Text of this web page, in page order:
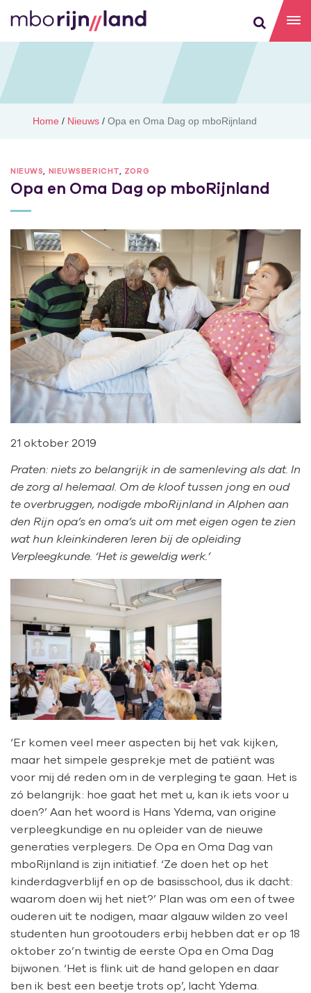
Home / Nieuws /Opa en Oma Dag op mboRijnland
NIEUWS NIEUWSBERICHT ZORG
Opa en Oma Dag op mboRijnland
21 oktober 2019
Praten: niets zo belangrijk in de samenleving als dat. In
de zorg al helemaal. Om de kloof tussen jong en oud
te overbruggen, nodigde mboRijnland in Alphen aan
den Rijn opa’s en oma’s uit om met eigen ogen te zien
wat hun kleinkinderen leren bij de opleiding
Verpleegkunde. ‘Het is geweldig werk.’
‘Er komen veel meer aspecten bij het vak kijken,
maar het simpele gesprekje met de patiënt was
voor mij dé reden om in de verpleging te gaan. Het is
zó belangrijk: hoe gaat het met u, kan ik iets voor u
doen?’ Aan het woord is Hans Ydema, van origine
verpleegkundige en nu opleider van de nieuwe
generaties verplegers. De Opa en Oma Dag van
mboRijnland is zijn initiatief. ‘Ze doen het op het
kinderdagverblijf en op de basisschool, dus ik dacht:
waarom doen wij het niet?’ Plan was om een of twee
ouderen uit te nodigen, maar algauw wilden zo veel
studenten hun grootouders erbij hebben dat er op 18
oktober zo’n twintig de eerste Opa en Oma Dag
bijwonen. ‘Het is flink uit de hand gelopen en daar
ben ik best een beetje trots op’, lacht Ydema.